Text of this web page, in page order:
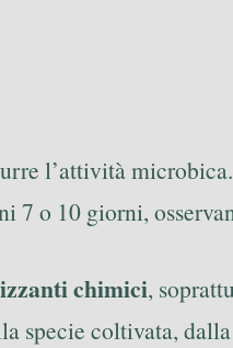
l’attività
o 10 giorni,
chimici,
coltivata,